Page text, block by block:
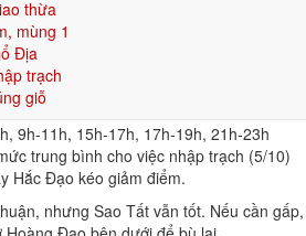
thừa
mùng 1
Địa
trạch
giỗ
tố nào?
Bình nhập trạch
28/6/2026
9h-11h, 15h-17h, 17h-19h, 21h-23h
trung bình cho việc nhập trạch (5/10)
Hắc Đạo kéo giảm điểm.
nhưng Sao Tất vẫn tốt. Nếu cần gấp,